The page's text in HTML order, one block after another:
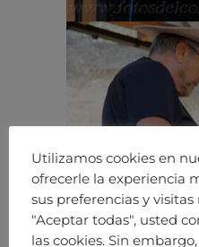
Utilizamos cookies en
ofrecerle la experiencia
sus preferencias y
"Aceptar todas", usted
las cookies. Sin